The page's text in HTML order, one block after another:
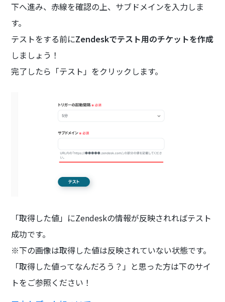
下へ進み、赤線を確認の上、サブドメインを入力しま
す。
テストをする前にZendeskでテスト用のチケットを作成
しましょう！
完了したら「テスト」をクリックします。
「取得した値」にZendeskの情報が反映されればテスト
成功です。
※下の画像は取得した値は反映されていない状態です。
「取得した値ってなんだろう？」と思った方は下のサイ
トをご参照ください！